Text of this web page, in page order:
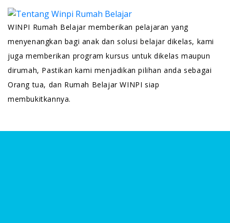
WINPI Rumah Belajar memberikan pelajaran yang
menyenangkan bagi anak dan solusi belajar dikelas, kami
juga memberikan program kursus untuk dikelas maupun
dirumah, Pastikan kami menjadikan pilihan anda sebagai
Orang tua, dan Rumah Belajar WINPI siap
membukitkannya.